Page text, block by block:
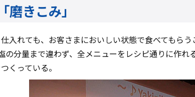
磨きこみ」
入れても、お客さまにおいしい状態で食べてもら
の分量まで違わず、全メニューをレシピ通りに作
くっている。